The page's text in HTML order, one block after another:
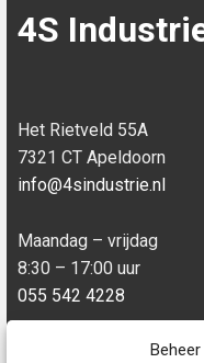
4S
Het Rietveld 55A
7321 CT Apeldoorn
info@4sindustrie.nl
Maandag – vrijdag
8:30 – 17:00 uur
055 542 4228